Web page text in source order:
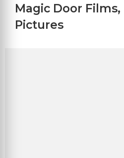
Magic Door Films,
Pictures